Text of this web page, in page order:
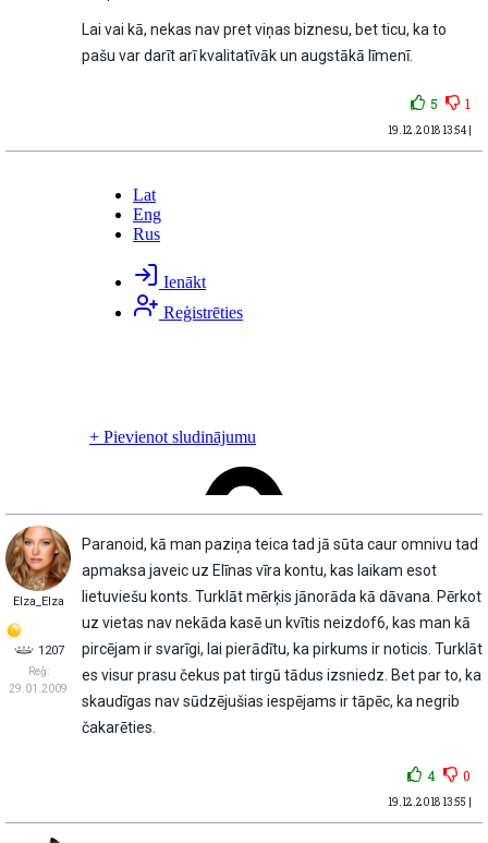
Lai vai kā, nekas nav pret viņas biznesu, bet ticu, ka to
pašu var darīt arī kvalitatīvāk un augstākā līmenī.
5 1
19.12.2018 13:54 |
Elza_Elza
1207
Reģ:
29.01.2009
Paranoid, kā man paziņa teica tad jā sūta caur omnivu tad
apmaksa javeic uz Elīnas vīra kontu, kas laikam esot
lietuviešu konts. Turklāt mērķis jānorāda kā dāvana. Pērkot
uz vietas nav nekāda kasē un kvītis neizdof6, kas man kā
pircējam ir svarīgi, lai pierādītu, ka pirkums ir noticis. Turklāt
es visur prasu čekus pat tirgū tādus izsniedz. Bet par to, ka
skaudīgas nav sūdzējušias iespējams ir tāpēc, ka negrib
čakarēties.
4 0
19.12.2018 13:55 |